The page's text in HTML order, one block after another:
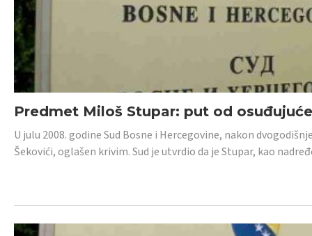
Predmet Miloš Stupar: put od
U julu 2008. godine Sud Bosne i Hercegovine, nakon
Šekovići, oglašen krivim. Sud je utvrdio da je Stupar, kao